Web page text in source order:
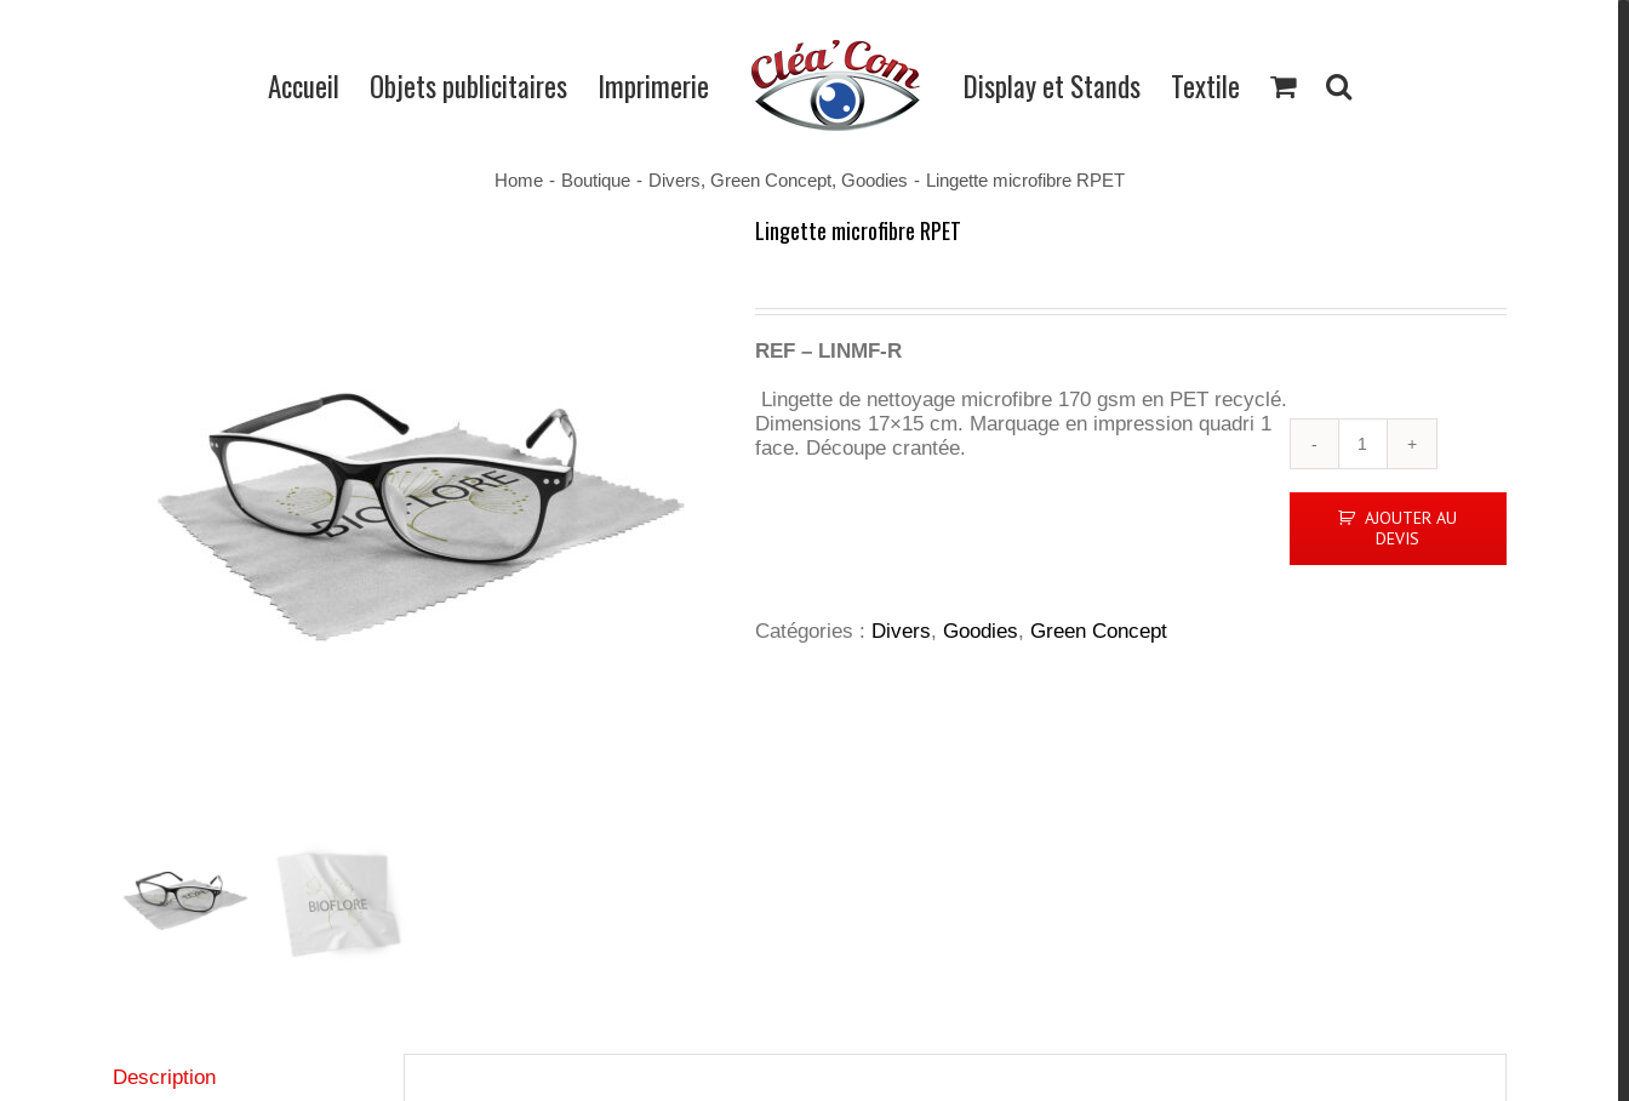
Accueil Objets publicitaires Imprimerie Display et Stands Textile
Home - Boutique - Divers, Green Concept, Goodies - Lingette microfibre RPET
Lingette microfibre RPET
REF – LINMF-R
Lingette de nettoyage microfibre 170 gsm en PET recyclé.
Dimensions 17×15 cm. Marquage en impression quadri 1
face. Découpe crantée.
de
RPETAJOUTER AU
DEVIS
Catégories : Divers, Goodies, Green Concept
Description